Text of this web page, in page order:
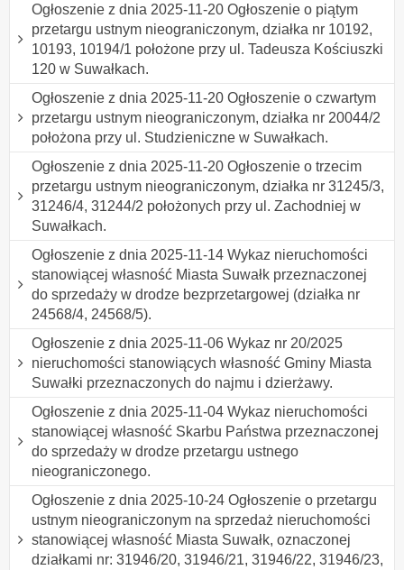
Ogłoszenie z dnia 2025-11-20 Ogłoszenie o piątym
przetargu ustnym nieograniczonym, działka nr 10192,
10193, 10194/1 położone przy ul. Tadeusza Kościuszki
120 w Suwałkach.
Ogłoszenie z dnia 2025-11-20 Ogłoszenie o czwartym
przetargu ustnym nieograniczonym, działka nr 20044/2
położona przy ul. Studzieniczne w Suwałkach.
Ogłoszenie z dnia 2025-11-20 Ogłoszenie o trzecim
przetargu ustnym nieograniczonym, działka nr 31245/3,
31246/4, 31244/2 położonych przy ul. Zachodniej w
Suwałkach.
Ogłoszenie z dnia 2025-11-14 Wykaz nieruchomości
stanowiącej własność Miasta Suwałk przeznaczonej
do sprzedaży w drodze bezprzetargowej (działka nr
24568/4, 24568/5).
Ogłoszenie z dnia 2025-11-06 Wykaz nr 20/2025
nieruchomości stanowiących własność Gminy Miasta
Suwałki przeznaczonych do najmu i dzierżawy.
Ogłoszenie z dnia 2025-11-04 Wykaz nieruchomości
stanowiącej własność Skarbu Państwa przeznaczonej
do sprzedaży w drodze przetargu ustnego
nieograniczonego.
Ogłoszenie z dnia 2025-10-24 Ogłoszenie o przetargu
ustnym nieograniczonym na sprzedaż nieruchomości
stanowiącej własność Miasta Suwałk, oznaczonej
działkami nr: 31946/20, 31946/21, 31946/22, 31946/23,